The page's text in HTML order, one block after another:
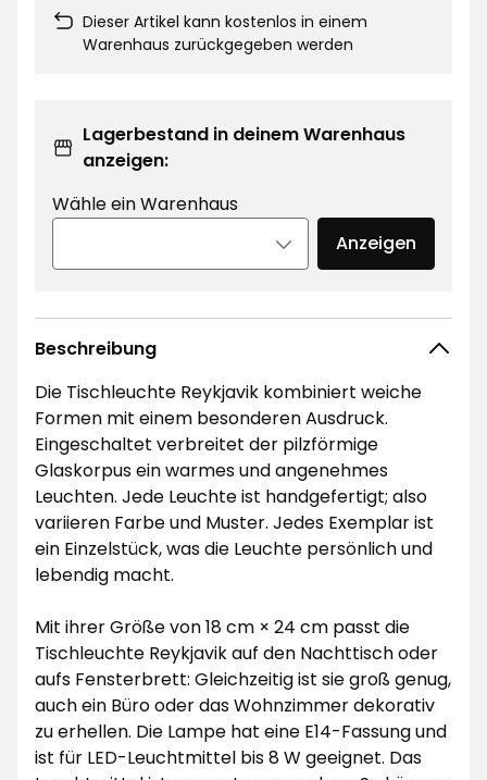
Dieser Artikel kann kostenlos in einem
Warenhaus zurückgegeben werden
Lagerbestand in deinem Warenhaus
anzeigen:
Wähle ein Warenhaus
Anzeigen
Beschreibung
Die Tischleuchte Reykjavik kombiniert weiche
Formen mit einem besonderen Ausdruck.
Eingeschaltet verbreitet der pilzförmige
Glaskorpus ein warmes und angenehmes
Leuchten. Jede Leuchte ist handgefertigt; also
variieren Farbe und Muster. Jedes Exemplar ist
ein Einzelstück, was die Leuchte persönlich und
lebendig macht.
Mit ihrer Größe von 18 cm × 24 cm passt die
Tischleuchte Reykjavik auf den Nachttisch oder
aufs Fensterbrett: Gleichzeitig ist sie groß genug,
auch ein Büro oder das Wohnzimmer dekorativ
zu erhellen. Die Lampe hat eine E14-Fassung und
ist für LED-Leuchtmittel bis 8 W geeignet. Das